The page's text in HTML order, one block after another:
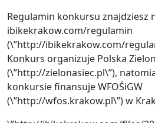
Regulamin konkursu znajdziesz
ibikekrakow.com/regulamin
(\”http://ibikekrakow.com/
Konkurs organizuje Polska
(\”http://zielonasiec.pl\”),
konkursie finansuje WFOŚiGW
(\”http://wfos.krakow.pl\”) w